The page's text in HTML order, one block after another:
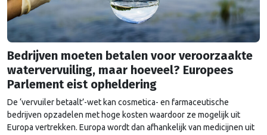
Bedrijven moeten betalen voor veroorzaakte
watervervuiling, maar hoeveel? Europees
Parlement eist opheldering
De ‘vervuiler betaalt’-wet kan cosmetica- en farmaceutische
bedrijven opzadelen met hoge kosten waardoor ze mogelijk uit
Europa vertrekken. Europa wordt dan afhankelijk van medicijnen uit